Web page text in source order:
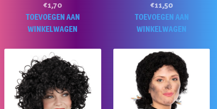
€1,70
TOEVOEGEN AAN
WINKELWAGEN
€11,50
TOEVOEGEN AAN
WINKELWAGEN